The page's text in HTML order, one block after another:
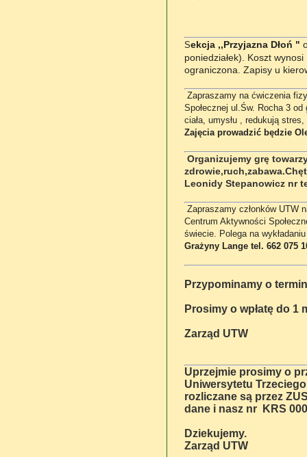
Sekcja ,,Przyjazna Dłoń "
poniedziałek). Koszt
ograniczona. Zapisy u
Zapraszamy na ćwiczenia
Społecznej ul.Św. Rocha 3
ciała, umysłu , redukują
Zajęcia prowadzić będzie
Organizujemy grę
Leonidy Stepanowicz nr
Zapraszamy członków UTW
Centrum Aktywności
świecie. Polega na
Grażyny Lange tel. 662 075
Przypominamy o
Prosimy o wpłatę do
Zarząd UTW
Uprzejmie prosimy o
Uniwersytetu
rozliczane są przez
dane i nasz nr
KRS
Dziekujemy.
Zarząd UTW